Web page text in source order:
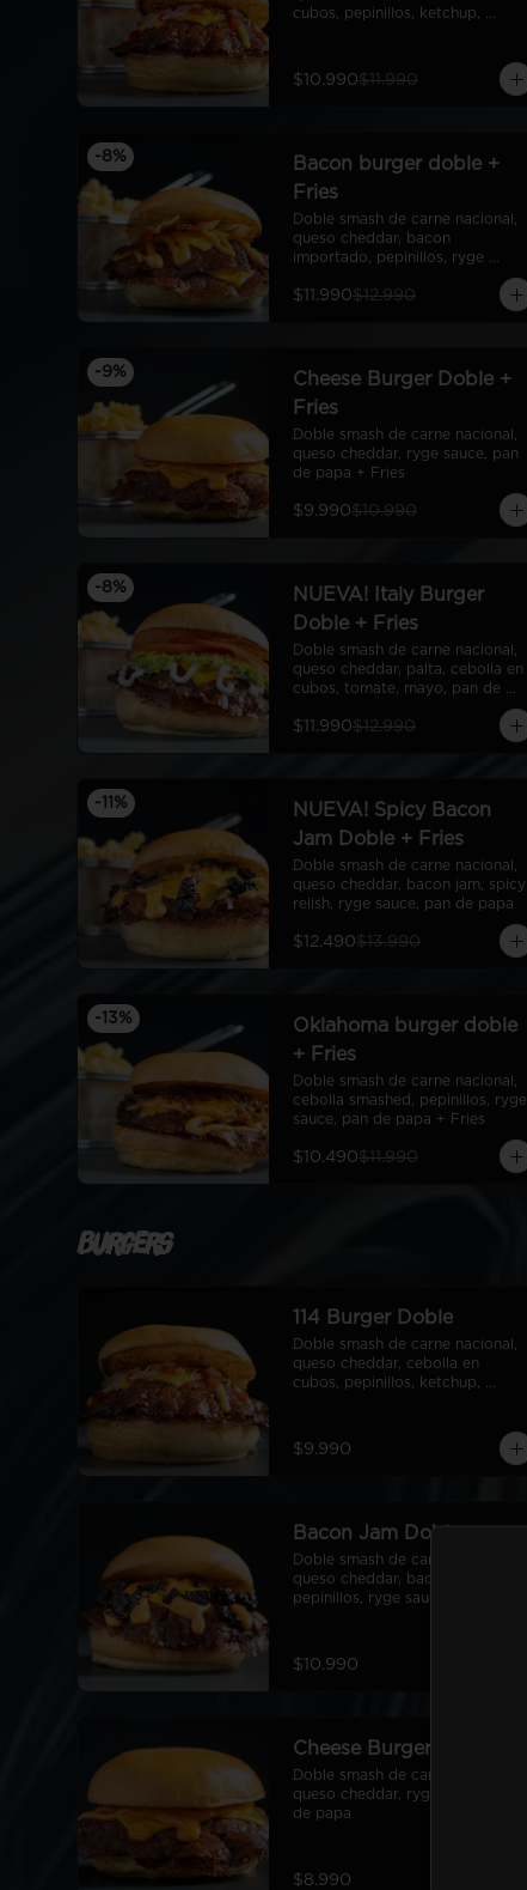
cubos, pepinillos, ketchup,
$10.990$11.990
-8%
Bacon burger doble +
Fries
Doble smash de carne nacional,
queso cheddar, bacon
importado, pepinillos, ryge
$11.990$12.990
-9%
Cheese Burger Doble +
Fries
Doble smash de carne nacional,
queso cheddar, ryge sauce, pan
de papa + Fries
$9.990$10.990
-8%
NUEVA! Italy Burger
Doble + Fries
Doble smash de carne nacional,
queso cheddar, palta, cebolla en
cubos, tomate, mayo, pan de
$11.990$12.990
-11 %
NUEVA! Spicy Bacon
Jam Doble + Fries
Doble smash de carne nacional,
queso cheddar, bacon jam, spicy
relish, ryge sauce, pan de papa
$12.490$13.990
-13%
Oklahoma burger doble
+ Fries
Doble smash de carne nacional,
cebolla smashed, pepinillos, ryge
sauce, pan de papa + Fries
$10.490$11.990
Burgers
114 Burger Doble
Doble smash de carne nacional,
queso cheddar, cebolla en
cubos, pepinillos, ketchup,
$9.990
Bacon Jam Doble
Doble smash de carne nacional,
queso cheddar, bacon Jam,
pepinillos, ryge sauce, pan de
$10.990
Cheese Burger Doble
Doble smash de carne nacional,
queso cheddar, ryge sauce, pan
de papa
$8.990